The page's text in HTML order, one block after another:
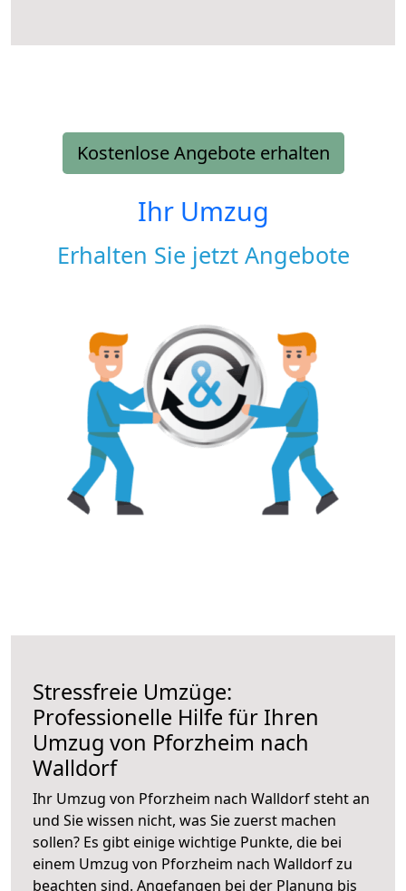
Kostenlose Angebote erhalten
Ihr Umzug
Erhalten Sie jetzt Angebote
Stressfreie Umzüge:
Professionelle Hilfe für Ihren
Umzug von Pforzheim nach
Walldorf
Ihr Umzug von Pforzheim nach Walldorf steht an
und Sie wissen nicht, was Sie zuerst machen
sollen? Es gibt einige wichtige Punkte, die bei
einem Umzug von Pforzheim nach Walldorf zu
beachten sind. Angefangen bei der Planung bis